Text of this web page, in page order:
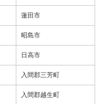
蓮田市
昭島市
日高市
入間郡三芳町
入間郡越生町